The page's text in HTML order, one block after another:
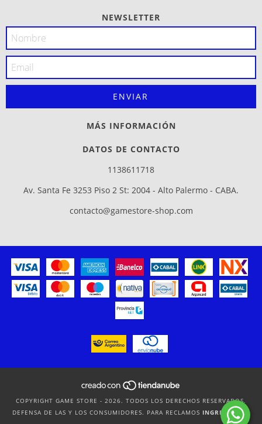
NEWSLETTER
MÁS INFORMACIÓN
DATOS DE CONTACTO
1138611718
Av. Santa Fe 3253 Piso 2 St: 2004 - Alto Palermo - CABA.
contacto@gamestore-shop.com
COPYRIGHT GAME STORE - 2026. TODOS LOS DERECHOS RESERVADOS.
DEFENSA DE LAS Y LOS CONSUMIDORES. PARA RECLAMOS INGRESÁ ACÁ.